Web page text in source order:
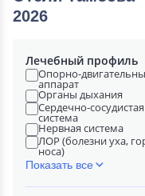
2026
Лечебный профиль
Опорно-
аппарат
Органы дыхания
Сердечно-сосудистая
система
Нервная система
ЛОР (болезни уха,
носа)
Показать все